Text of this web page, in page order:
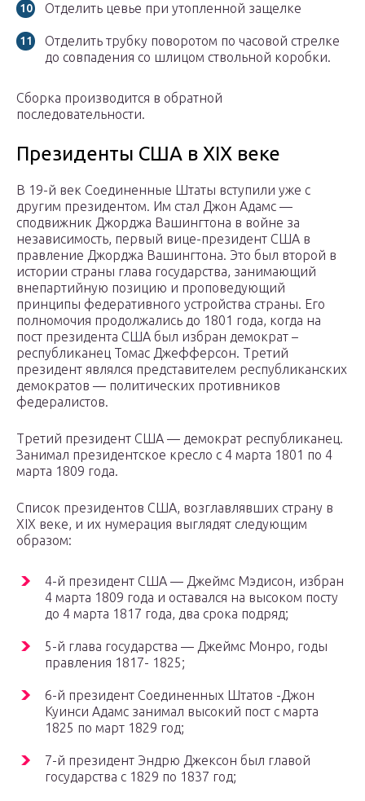
Отделить цевье при утопленной защелке
Отделить трубку поворотом по часовой стрелке
до совпадения со шлицом ствольной коробки.
Сборка производится в обратной
последовательности.
Президенты США в XIX веке
В 19-й век Соединенные Штаты вступили уже с
другим президентом. Им стал Джон Адамс —
сподвижник Джорджа Вашингтона в войне за
независимость, первый вице-президент США в
правление Джорджа Вашингтона. Это был второй в
истории страны глава государства, занимающий
внепартийную позицию и проповедующий
принципы федеративного устройства страны. Его
полномочия продолжались до 1801 года, когда на
пост президента США был избран демократ –
республиканец Томас Джефферсон. Третий
президент являлся представителем республиканских
демократов — политических противников
федералистов.
Третий президент США — демократ республиканец.
Занимал президентское кресло с 4 марта 1801 по 4
марта 1809 года.
Список президентов США, возглавлявших страну в
XIX веке, и их нумерация выглядят следующим
образом:
4-й президент США — Джеймс Мэдисон, избран
4 марта 1809 года и оставался на высоком посту
до 4 марта 1817 года, два срока подряд;
5-й глава государства — Джеймс Монро, годы
правления 1817- 1825;
6-й президент Соединенных Штатов -Джон
Куинси Адамс занимал высокий пост с марта
1825 по март 1829 год;
7-й президент Эндрю Джексон был главой
государства с 1829 по 1837 год;